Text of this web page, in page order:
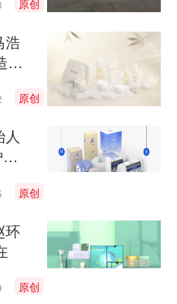
原创
浩
肌
原创
原创
环
原创